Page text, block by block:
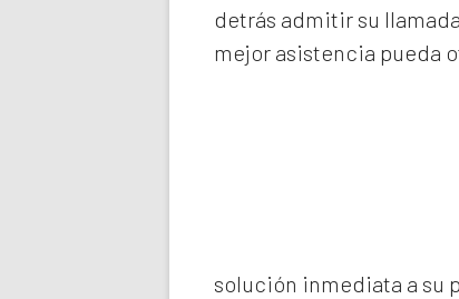
detrás admitir su
mejor asistencia pueda
solución inmediata a su